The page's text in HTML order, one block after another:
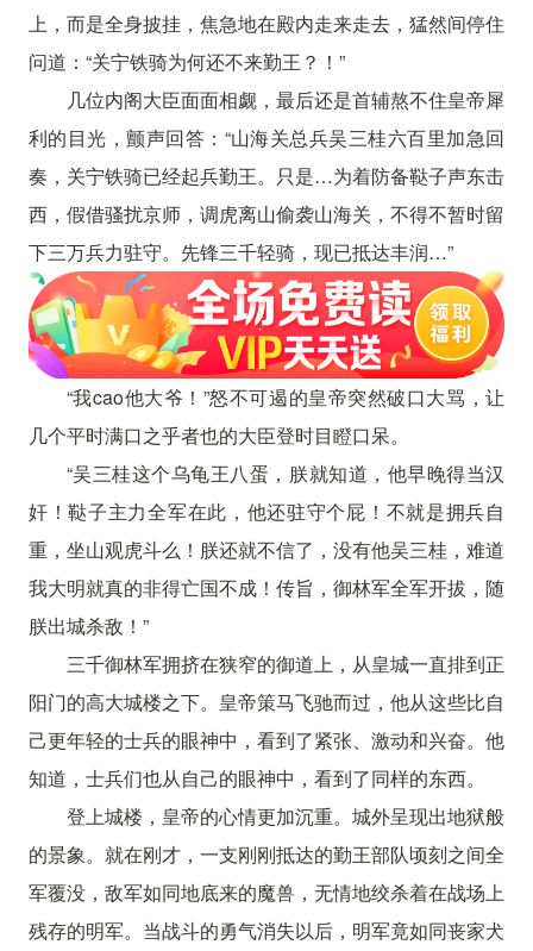
上，而是全身披挂，焦急地在殿内走来走去，猛然间停住
问道：“关宁铁骑为何还不来勤王？！”
几位内阁大臣面面相觑，最后还是首辅熬不住皇帝犀
利的目光，颤声回答：“山海关总兵吴三桂六百里加急回
奏，关宁铁骑已经起兵勤王。只是…为着防备鞑子声东击
西，假借骚扰京师，调虎离山偷袭山海关，不得不暂时留
下三万兵力驻守。先锋三千轻骑，现已抵达丰润…”
“我cao他大爷！”怒不可遏的皇帝突然破口大骂，让
几个平时满口之乎者也的大臣登时目瞪口呆。
“吴三桂这个乌龟王八蛋，朕就知道，他早晚得当汉
奸！鞑子主力全军在此，他还驻守个屁！不就是拥兵自
重，坐山观虎斗么！朕还就不信了，没有他吴三桂，难道
我大明就真的非得亡国不成！传旨，御林军全军开拔，随
朕出城杀敌！”
三千御林军拥挤在狭窄的御道上，从皇城一直排到正
阳门的高大城楼之下。皇帝策马飞驰而过，他从这些比自
己更年轻的士兵的眼神中，看到了紧张、激动和兴奋。他
知道，士兵们也从自己的眼神中，看到了同样的东西。
登上城楼，皇帝的心情更加沉重。城外呈现出地狱般
的景象。就在刚才，一支刚刚抵达的勤王部队顷刻之间全
军覆没，敌军如同地底来的魔兽，无情地绞杀着在战场上
残存的明军。当战斗的勇气消失以后，明军竟如同丧家犬